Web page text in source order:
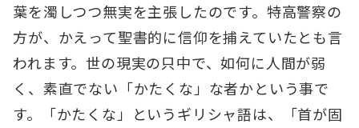
葉を濁しつつ無実を主張したのです。特高警察の
方が、かえって聖書的に信仰を捕えていたとも言
われます。世の現実の只中で、如何に人間が弱
く、素直でない「かたくな」な者かという事で
す。「かたくな」というギリシャ語は、「首が固